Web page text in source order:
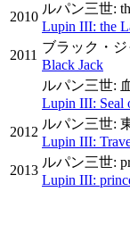
2010
ルパン三世:
Lupin III: the
2011
ブラック・ジ
Black Jack
ルパン三世:
Lupin III: Seal
2012
ルパン三世:
Lupin III:
2013
ルパン三世:
Lupin III: